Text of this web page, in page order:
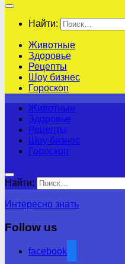
Найти:
Животные
Здоровье
Рецепты
Шоу бизнес
Гороскоп
Животные
Здоровье
Рецепты
Шоу бизнес
Гороскоп
Найти:
Интересно знать
Follow us
facebook